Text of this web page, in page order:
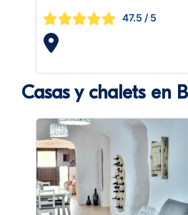
47.5 / 5
Casas y chalets en